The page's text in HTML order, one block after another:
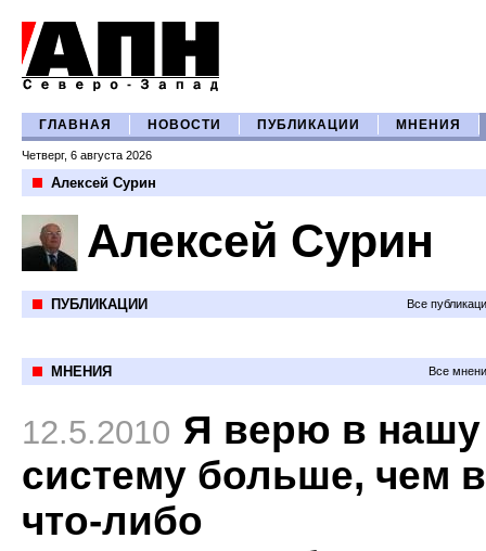
ГЛАВНАЯ НОВОСТИ ПУБЛИКАЦИИ МНЕНИЯ
Четверг, 6 августа 2026
Алексей Сурин
Алексей Сурин
ПУБЛИКАЦИИ Все
МНЕНИЯ Все
12.5.2010 Я верю в нашу
систему больше, чем
что-либо